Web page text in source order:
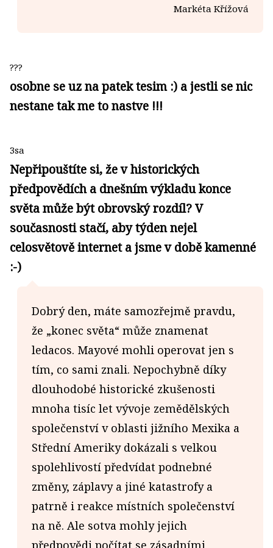
Markéta Křížová
???
osobne se uz na patek tesim :) a jestli se nic
nestane tak me to nastve !!!
3sa
Nepřipouštíte si, že v historických
předpovědích a dnešním výkladu konce
světa může být obrovský rozdíl? V
současnosti stačí, aby týden nejel
celosvětově internet a jsme v době kamenné
:-)
Dobrý den, máte samozřejmě pravdu,
že „konec světa“ může znamenat
ledacos. Mayové mohli operovat jen s
tím, co sami znali. Nepochybně díky
dlouhodobé historické zkušenosti
mnoha tisíc let vývoje zemědělských
společenství v oblasti jižního Mexika a
Střední Ameriky dokázali s velkou
spolehlivostí předvídat podnebné
změny, záplavy a jiné katastrofy a
patrně i reakce místních společenství
na ně. Ale sotva mohly jejich
předpovědi počítat se zásadními